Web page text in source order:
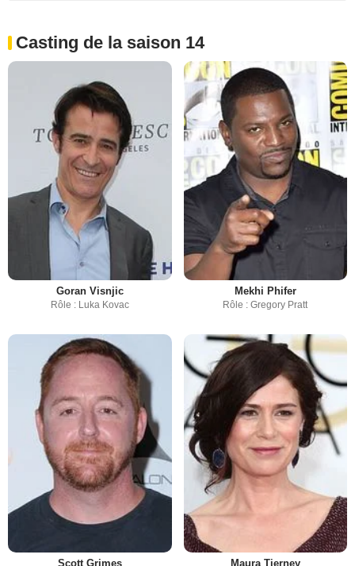
Casting de la saison 14
Goran Visnjic
Rôle : Luka Kovac
Mekhi Phifer
Rôle : Gregory Pratt
Scott Grimes Maura Tierney